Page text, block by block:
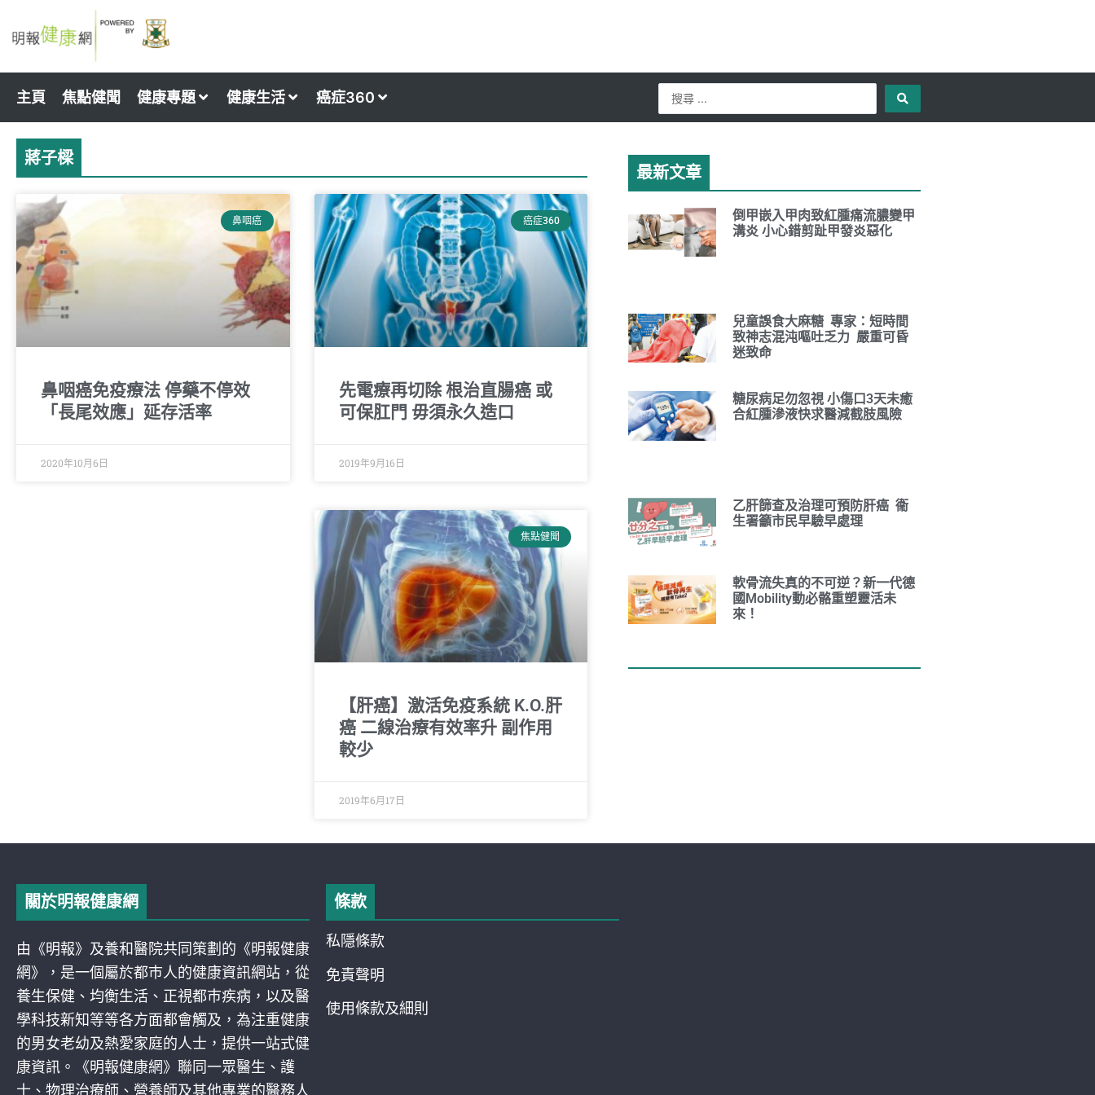
to
主頁 焦點健聞 健康專題 健康生活 癌症360
Search
...
蔣子樑
鼻咽癌
鼻咽癌免疫療法 停藥不停效
「長尾效應」延存活率
2020年10月6日
癌症360
先電療再切除 根治直腸癌 或
可保肛門 毋須永久造口
2019年9月16日
焦點健聞
【肝癌】激活免疫系統 K.O.肝
癌 二線治療有效率升 副作用
較少
2019年6月17日
最新文章
倒甲嵌入甲肉致紅腫痛流膿變甲
溝炎 小心錯剪趾甲發炎惡化
兒童誤食大麻糖 專家：短時間
致神志混沌嘔吐乏力 嚴重可昏
迷致命
糖尿病足勿忽視 小傷口3天未癒
合紅腫滲液快求醫減截肢風險
乙肝篩查及治理可預防肝癌 衞
生署籲市民早驗早處理
軟骨流失真的不可逆？新一代德
國Mobility動必骼重塑靈活未
來！
關於明報健康網
由《明報》及養和醫院共同策劃的《明報健康
網》，是一個屬於都巿人的健康資訊網站，從
養生保健、均衡生活、正視都巿疾病，以及醫
學科技新知等等各方面都會觸及，為注重健康
的男女老幼及熱愛家庭的人士，提供一站式健
康資訊。《明報健康網》聯同一眾醫生、護
士、物理治療師、營養師及其他專業的醫務人
條款
私隱條款
免責聲明
使用條款及細則